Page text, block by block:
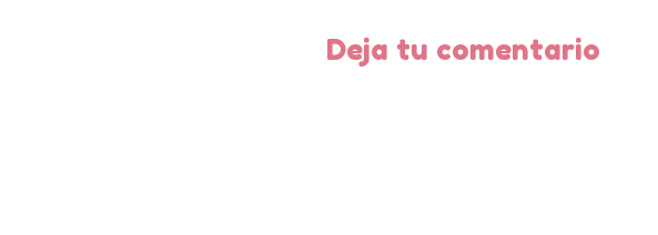
entradas
Deja tu comentario